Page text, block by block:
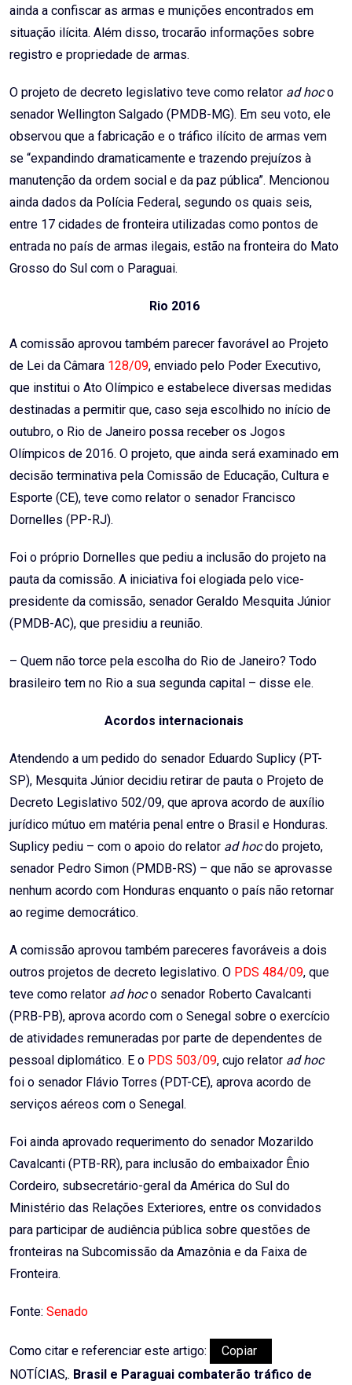
ainda a confiscar as armas e munições encontrados em
situação ilícita. Além disso, trocarão informações sobre
registro e propriedade de armas.
O projeto de decreto legislativo teve como relator ad hoco
senador Wellington Salgado (PMDB-MG). Em seu voto, ele
observou que a fabricação e o tráfico ilícito de armas vem
se “expandindo dramaticamente e trazendo prejuízos à
manutenção da ordem social e da paz pública”. Mencionou
ainda dados da Polícia Federal, segundo os quais seis,
entre 17 cidades de fronteira utilizadas como pontos de
entrada no país de armas ilegais, estão na fronteira do Mato
Grosso do Sul com o Paraguai.
Rio 2016
A comissão aprovou também parecer favorável ao Projeto
de Lei da Câmara 128/09, enviado pelo Poder Executivo,
que institui o Ato Olímpico e estabelece diversas medidas
destinadas a permitir que, caso seja escolhido no início de
outubro, o Rio de Janeiro possa receber os Jogos
Olímpicos de 2016. O projeto, que ainda será examinado em
decisão terminativa pela Comissão de Educação, Cultura e
Esporte (CE), teve como relator o senador Francisco
Dornelles (PP-RJ).
Foi o próprio Dornelles que pediu a inclusão do projeto na
pauta da comissão. A iniciativa foi elogiada pelo vice-
presidente da comissão, senador Geraldo Mesquita Júnior
(PMDB-AC), que presidiu a reunião.
– Quem não torce pela escolha do Rio de Janeiro? Todo
brasileiro tem no Rio a sua segunda capital – disse ele.
Acordos internacionais
Atendendo a um pedido do senador Eduardo Suplicy (PT-
SP), Mesquita Júnior decidiu retirar de pauta o Projeto de
Decreto Legislativo 502/09, que aprova acordo de auxílio
jurídico mútuo em matéria penal entre o Brasil e Honduras.
Suplicy pediu – com o apoio do relator ad hocdo projeto,
senador Pedro Simon (PMDB-RS) – que não se aprovasse
nenhum acordo com Honduras enquanto o país não retornar
ao regime democrático.
A comissão aprovou também pareceres favoráveis a dois
outros projetos de decreto legislativo. O PDS 484/09, que
teve como relator ad hoco senador Roberto Cavalcanti
(PRB-PB), aprova acordo com o Senegal sobre o exercício
de atividades remuneradas por parte de dependentes de
pessoal diplomático. E o PDS 503/09, cujo relator ad hoc
foi o senador Flávio Torres (PDT-CE), aprova acordo de
serviços aéreos com o Senegal.
Foi ainda aprovado requerimento do senador Mozarildo
Cavalcanti (PTB-RR), para inclusão do embaixador Ênio
Cordeiro, subsecretário-geral da América do Sul do
Ministério das Relações Exteriores, entre os convidados
para participar de audiência pública sobre questões de
fronteiras na Subcomissão da Amazônia e da Faixa de
Fronteira.
Fonte: Senado
Como citar e referenciar este artigo:
Copiar
NOTÍCIAS,. Brasil e Paraguai combaterão tráfico de